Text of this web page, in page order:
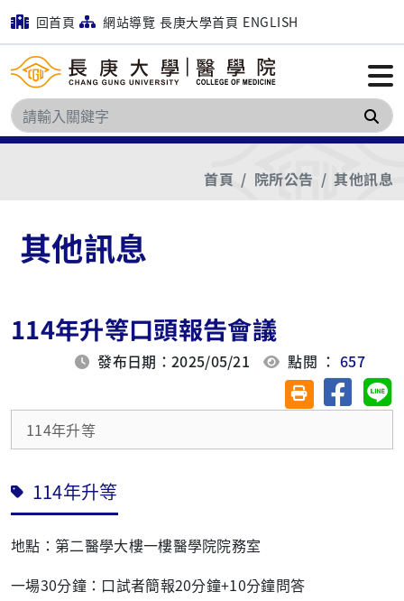
回首頁 網站導覽 長庚大學首頁 ENGLISH
搜
首頁 院所公告 其他訊息
其他訊息
114年升等口頭報告會議
發布日期：2025/05/21 點閱 ：657
友善列印(另開視
分享至
114年升等
114年升等
地點：第二醫學大樓一樓醫學院院務室
一場30分鐘：口試者簡報20分鐘+10分鐘問答